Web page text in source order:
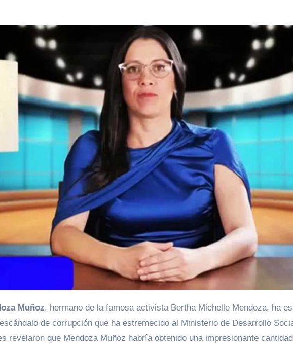
Muñoz, hermano de la famosa activista Bertha Michelle Mendoza, ha
de corrupción que ha estremecido al Ministerio de Desarrollo
revelaron que Mendoza Muñoz habría obtenido una impresionante